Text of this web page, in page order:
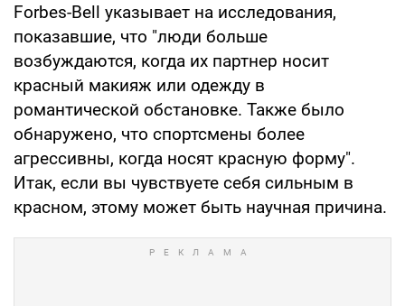
Forbes-Bell указывает на исследования,
показавшие, что "люди больше
возбуждаются, когда их партнер носит
красный макияж или одежду в
романтической обстановке. Также было
обнаружено, что спортсмены более
агрессивны, когда носят красную форму".
Итак, если вы чувствуете себя сильным в
красном, этому может быть научная причина.